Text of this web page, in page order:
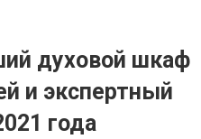
духовой шкаф
и экспертный
года